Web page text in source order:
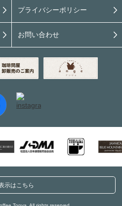
プライバシーポリシー
お問い合わせ
示はこちら